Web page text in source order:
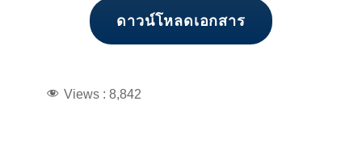
ดาวน์โหลดเอกสาร
Views : 8,842